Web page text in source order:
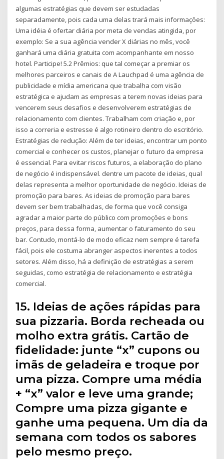
algumas estratégias que devem ser estudadas
separadamente, pois cada uma delas trará mais informações:
Uma idéia é ofertar diária por meta de vendas atingida, por
exemplo: Se a sua agência vender X diárias no mês, você
ganhará uma diária gratuita com acompanhante em nosso
hotel. Participe! 5.2 Prêmios: que tal começar a premiar os
melhores parceiros e canais de A Lauchpad é uma agência de
publicidade e mídia americana que trabalha com visão
estratégica e ajudam as empresas a terem novas ideias para
vencerem seus desafios e desenvolverem estratégias de
relacionamento com clientes. Trabalham com criação e, por
isso a correria e estresse é algo rotineiro dentro do escritório.
Estratégias de redução: Além de ter ideias, encontrar um ponto
comercial e conhecer os custos, planejar o futuro da empresa
é essencial. Para evitar riscos futuros, a elaboração do plano
de negócio é indispensável. dentre um pacote de ideias, qual
delas representa a melhor oportunidade de negócio. Ideias de
promoção para bares. As ideias de promoção para bares
devem ser bem trabalhadas, de forma que você consiga
agradar a maior parte do público com promoções e bons
preços, para dessa forma, aumentar o faturamento do seu
bar. Contudo, montá-lo de modo eficaz nem sempre é tarefa
fácil, pois ele costuma abranger aspectos inerentes a todos
setores. Além disso, há a definição de estratégias a serem
seguidas, como estratégia de relacionamento e estratégia
comercial.
15. Ideias de ações rápidas para
sua pizzaria. Borda recheada ou
molho extra grátis. Cartão de
fidelidade: junte “x” cupons ou
imãs de geladeira e troque por
uma pizza. Compre uma média
+ “x” valor e leve uma grande;
Compre uma pizza gigante e
ganhe uma pequena. Um dia da
semana com todos os sabores
pelo mesmo preço.